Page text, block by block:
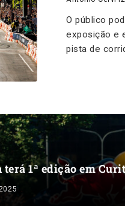
O público
exposição e
pista de
1ª edição em